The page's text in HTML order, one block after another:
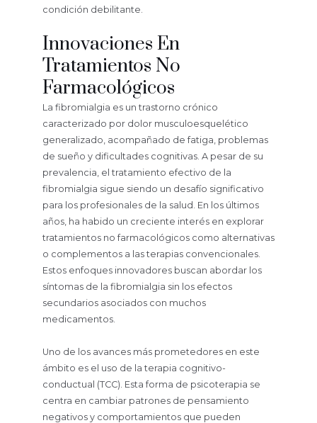
condición debilitante.
Innovaciones En
Tratamientos No
Farmacológicos
La fibromialgia es un trastorno crónico
caracterizado por dolor musculoesquelético
generalizado, acompañado de fatiga, problemas
de sueño y dificultades cognitivas. A pesar de su
prevalencia, el tratamiento efectivo de la
fibromialgia sigue siendo un desafío significativo
para los profesionales de la salud. En los últimos
años, ha habido un creciente interés en explorar
tratamientos no farmacológicos como alternativas
o complementos a las terapias convencionales.
Estos enfoques innovadores buscan abordar los
síntomas de la fibromialgia sin los efectos
secundarios asociados con muchos
medicamentos.
Uno de los avances más prometedores en este
ámbito es el uso de la terapia cognitivo-
conductual (TCC). Esta forma de psicoterapia se
centra en cambiar patrones de pensamiento
negativos y comportamientos que pueden